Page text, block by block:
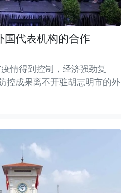
国代表机构的合作
情得到控制，经济强劲复
控成果离不开驻胡志明市的外